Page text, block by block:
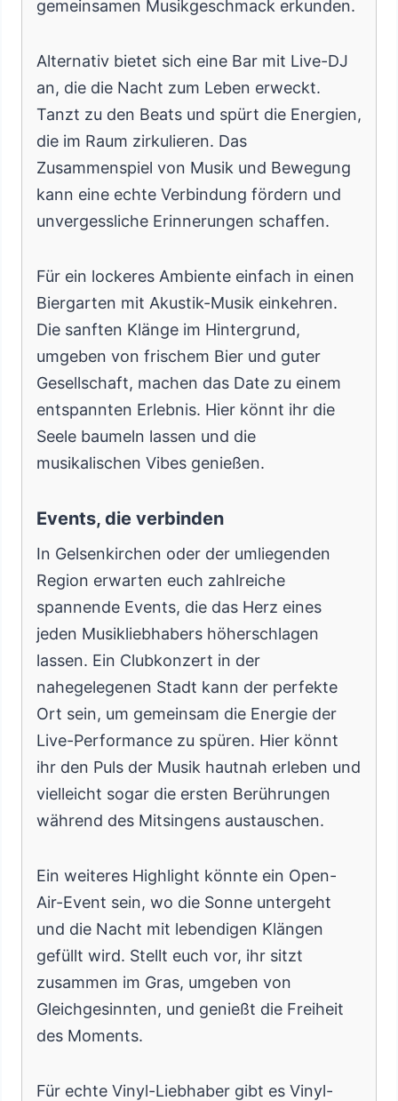
gemeinsamen Musikgeschmack erkunden.
Alternativ bietet sich eine Bar mit Live-DJ
an, die die Nacht zum Leben erweckt.
Tanzt zu den Beats und spürt die Energien,
die im Raum zirkulieren. Das
Zusammenspiel von Musik und Bewegung
kann eine echte Verbindung fördern und
unvergessliche Erinnerungen schaffen.
Für ein lockeres Ambiente einfach in einen
Biergarten mit Akustik-Musik einkehren.
Die sanften Klänge im Hintergrund,
umgeben von frischem Bier und guter
Gesellschaft, machen das Date zu einem
entspannten Erlebnis. Hier könnt ihr die
Seele baumeln lassen und die
musikalischen Vibes genießen.
Events, die verbinden
In Gelsenkirchen oder der umliegenden
Region erwarten euch zahlreiche
spannende Events, die das Herz eines
jeden Musikliebhabers höherschlagen
lassen. Ein Clubkonzert in der
nahegelegenen Stadt kann der perfekte
Ort sein, um gemeinsam die Energie der
Live-Performance zu spüren. Hier könnt
ihr den Puls der Musik hautnah erleben und
vielleicht sogar die ersten Berührungen
während des Mitsingens austauschen.
Ein weiteres Highlight könnte ein Open-
Air-Event sein, wo die Sonne untergeht
und die Nacht mit lebendigen Klängen
gefüllt wird. Stellt euch vor, ihr sitzt
zusammen im Gras, umgeben von
Gleichgesinnten, und genießt die Freiheit
des Moments.
Für echte Vinyl-Liebhaber gibt es Vinyl-